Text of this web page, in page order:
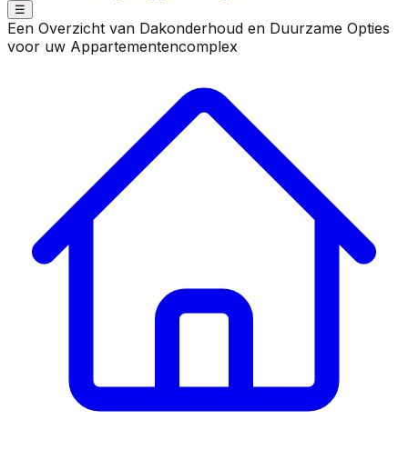
☰
Een Overzicht van Dakonderhoud en Duurzame Opties
voor uw Appartementencomplex